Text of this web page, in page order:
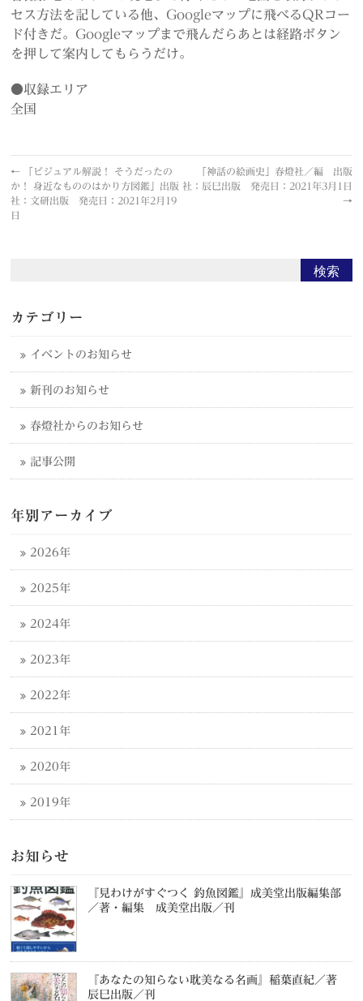
セス方法を記している他、Googleマップに飛べるQRコー
ド付きだ。Googleマップまで飛んだらあとは経路ボタン
を押して案内してもらうだけ。
●収録エリア
全国
←
「ビジュアル解説！ そうだったの
か！ 身近なもののはかり方図鑑」出版
社：文研出版 発売日：2021年2月19
日
「神話の絵画史」春燈社／編 出版
社：辰巳出版 発売日：2021年3月1日
→
カテゴリー
イベントのお知らせ
新刊のお知らせ
春燈社からのお知らせ
記事公開
年別アーカイブ
2026年
2025年
2024年
2023年
2022年
2021年
2020年
2019年
お知らせ
『見わけがすぐつく 釣魚図鑑』成美堂出版編集部
／著・編集 成美堂出版／刊
『あなたの知らない耽美なる名画』稲葉直紀／著
辰巳出版／刊